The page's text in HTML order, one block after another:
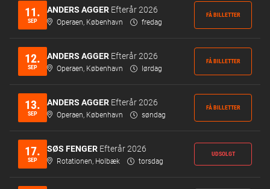
11.
SEP
ANDERS AGGER Efterår 2026
Operaen, København fredag
FÅ BILLETTER
12.
SEP
ANDERS AGGER Efterår 2026
Operaen, København lørdag
FÅ BILLETTER
13.
SEP
ANDERS AGGER Efterår 2026
Operaen, København søndag
FÅ BILLETTER
17.
SEP
SØS FENGER Efterår 2026
Rotationen, Holbæk torsdag
UDSOLGT